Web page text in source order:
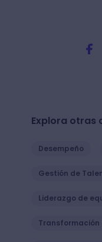
Explora otras
Desempeño
Gestión de
Liderazgo de